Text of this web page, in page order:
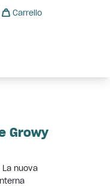
Carrello
Growy
nuova